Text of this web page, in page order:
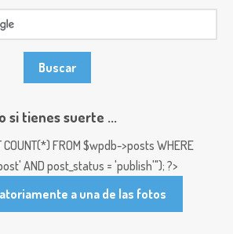
o si tienes suerte ...
COUNT(*) FROM $wpdb->posts WHERE
AND post_status = 'publish'"); ?>
a una de las fotos